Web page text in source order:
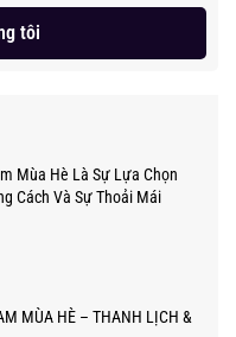
tôi
Mùa Hè Là Sự Lựa Chọn
Cách Và Sự Thoải Mái
MÙA HÈ – THANH LỊCH &